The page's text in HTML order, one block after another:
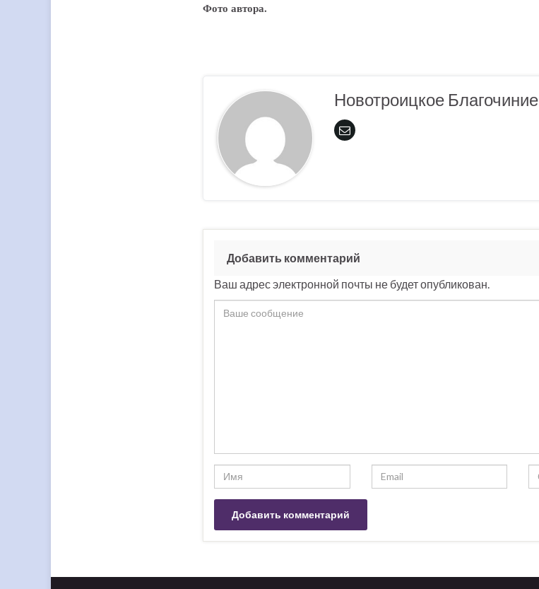
Фото автора.
Новотроицкое Благочиние
Добавить комментарий
Ваш адрес электронной почты не будет опубликован.